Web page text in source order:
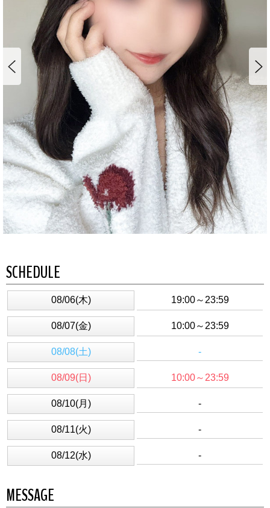
SCHEDULE
08/06(木) 19:00～23:59
08/07(金) 10:00～23:59
08/08(土) -
08/09(日) 10:00～23:59
08/10(月) -
08/11(火) -
08/12(水) -
MESSAGE